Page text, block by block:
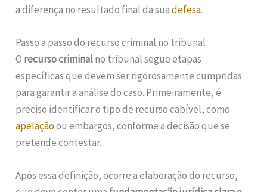
a diferença no resultado final da suadefesa.
Passo a passo do recurso criminal no tribunal
O recurso criminalno tribunal segue etapas
específicas que devem ser rigorosamente cumpridas
para garantir a análise do caso. Primeiramente, é
preciso identificar o tipo de recurso cabível, como
apelaçãoou embargos, conforme a decisão que se
pretende contestar.
Após essa definição, ocorre a elaboração do recurso,